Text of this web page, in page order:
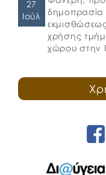
27
Ιούλ
δημοπρασία
χρήσης
χώρου στην